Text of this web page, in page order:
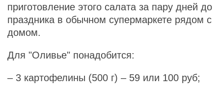
приготовление этого салата за пару дней до
праздника в обычном супермаркете рядом с
домом.
Для "Оливье" понадобится:
– 3 картофелины (500 г) – 59 или 100 руб;